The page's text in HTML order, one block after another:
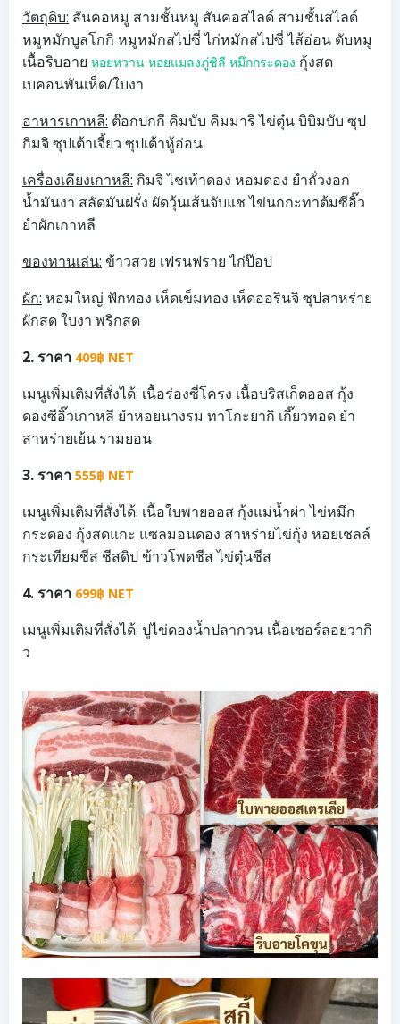
วัตถุดิบ: สันคอหมู สามชั้นหมู สันคอสไลด์ สามชั้นสไลด์
หมูหมักบูลโกกิ หมูหมักสไปซี่ ไก่หมักสไปซี่ ไส้อ่อน ตับหมู
เนื้อริบอาย หอยหวาน หอยแมลงภู่ชิลี หมึกกระดอง กุ้งสด
เบคอนพันเห็ด/ใบงา
อาหารเกาหลี: ต๊อกปกกี คิมบับ คิมมาริ ไข่ตุ๋น บิบิมบับ ซุป
กิมจิ ซุปเต้าเจี้ยว ซุปเต้าหู้อ่อน
เครื่องเคียงเกาหลี: กิมจิ ไชเท้าดอง หอมดอง ยำถั่วงอก
น้ำมันงา สลัดมันฝรั่ง ผัดวุ้นเส้นจับแช ไข่นกกะทาต้มซีอิ๊ว
ยำผักเกาหลี
ของทานเล่น: ข้าวสวย เฟรนฟราย ไก่ป๊อป
ผัก: หอมใหญ่ ฟักทอง เห็ดเข็มทอง เห็ดออรินจิ ซุปสาหร่าย
ผักสด ใบงา พริกสด
2. ราคา 409฿ NET
เมนูเพิ่มเติมที่สั่งได้: เนื้อร่องซี่โครง เนื้อบริสเก็ตออส กุ้ง
ดองซีอิ๊วเกาหลี ยำหอยนางรม ทาโกะยากิ เกี๊ยวทอด ยำ
สาหร่ายเย้น รามยอน
3. ราคา 555฿ NET
เมนูเพิ่มเติมที่สั่งได้: เนื้อใบพายออส กุ้งแม่น้ำผ่า ไข่หมึก
กระดอง กุ้งสดแกะ แซลมอนดอง สาหร่ายไข่กุ้ง หอยเชลล์
กระเทียมชีส ชีสดิป ข้าวโพดชีส ไข่ตุ๋นชีส
4. ราคา 699฿ NET
เมนูเพิ่มเติมที่สั่งได้: ปูไข่ดองน้ำปลากวน เนื้อเซอร์ลอยวากิ
ว